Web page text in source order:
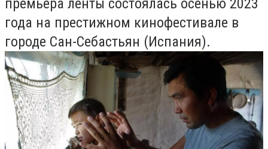
премьера ленты состоялась осенью 2023
года на престижном кинофестивале в
городе Сан-Себастьян (Испания).